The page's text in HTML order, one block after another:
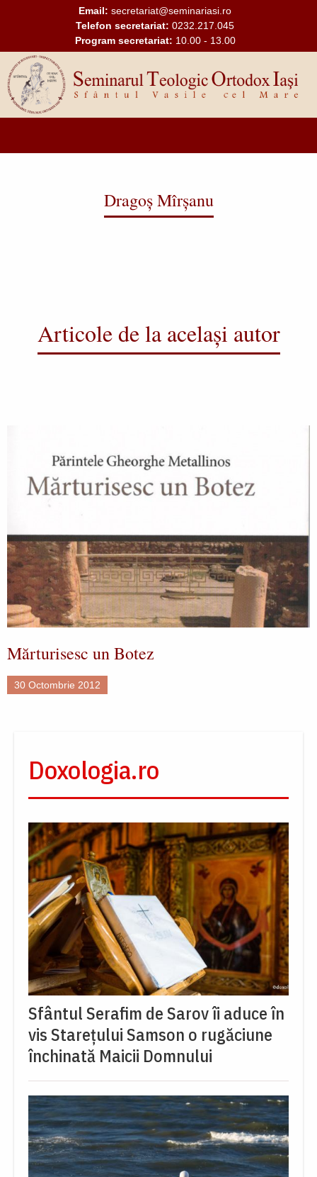
Mergi la conţinutul principal
Email: secretariat@seminariasi.ro
Telefon secretariat: 0232.217.045
Program secretariat: 10.00 - 13.00
Main
Dragoș Mîrșanu
Articole de la același autor
Mărturisesc un Botez
30 Octombrie 2012
Doxologia.ro
Sfântul Serafim de Sarov îi aduce în
vis Starețului Samson o rugăciune
închinată Maicii Domnului